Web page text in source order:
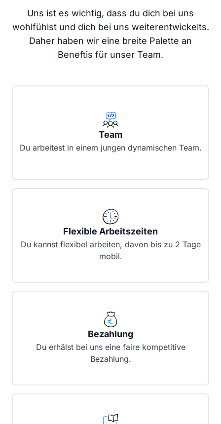
Uns ist es wichtig, dass du dich bei uns
wohlfühlst und dich bei uns weiterentwickelts.
Daher haben wir eine breite Palette an
Beneftis für unser Team.
Team
Du arbeitest in einem jungen dynamischen Team.
Flexible Arbeitszeiten
Du kannst flexibel arbeiten, davon bis zu 2 Tage
mobil.
Bezahlung
Du erhälst bei uns eine faire kompetitive
Bezahlung.